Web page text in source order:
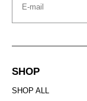
SHOP
SHOP ALL